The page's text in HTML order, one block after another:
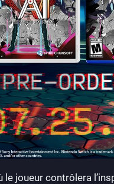
le joueur contrôlera